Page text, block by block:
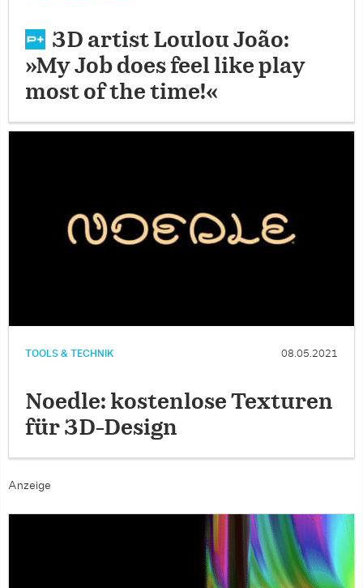
3D artist Loulou João:
»My Job does feel like play
most of the time!«
TOOLS & TECHNIK 08.05.2021
Noedle: kostenlose Texturen
für 3D-Design
Anzeige